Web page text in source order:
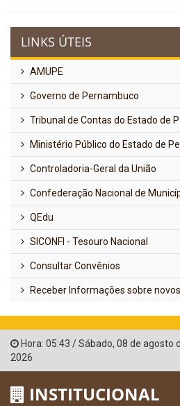
LINKS ÚTEIS
AMUPE
Governo de Pernambuco
Tribunal de Contas do Estado de
Ministério Público do Estado de
Controladoria-Geral da União
Confederação Nacional de
QEdu
SICONFI - Tesouro Nacional
Consultar Convênios
Receber Informações sobre
Hora: 05:43 /Sábado, 08 de agosto
2026
INSTITUCIONAL